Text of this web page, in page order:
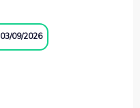
03/09/2026